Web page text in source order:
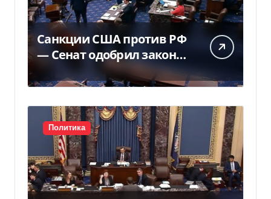
Санкции США против РФ
— Сенат одобрил закон
Грема — Фокус
Политика